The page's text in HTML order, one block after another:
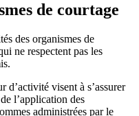
de courtage
des organismes de
ne respectent pas les
d’activité visent à s’assurer
l’application des
administrées par le